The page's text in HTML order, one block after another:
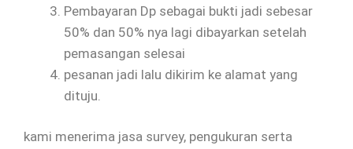
Pembayaran Dp sebagai bukti jadi sebesar
50% dan 50% nya lagi dibayarkan setelah
pemasangan selesai
pesanan jadi lalu dikirim ke alamat yang
dituju.
kami menerima jasa survey, pengukuran serta